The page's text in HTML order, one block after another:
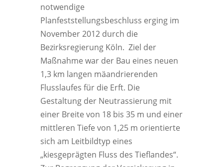
notwendige
Planfeststellungsbeschluss erging im
November 2012 durch die
Bezirksregierung Köln. Ziel der
Maßnahme war der Bau eines neuen
1,3 km langen mäandrierenden
Flusslaufes für die Erft. Die
Gestaltung der Neutrassierung mit
einer Breite von 18 bis 35 m und einer
mittleren Tiefe von 1,25 m orientierte
sich am Leitbildtyp eines
„kiesgeprägten Fluss des Tieflandes“.